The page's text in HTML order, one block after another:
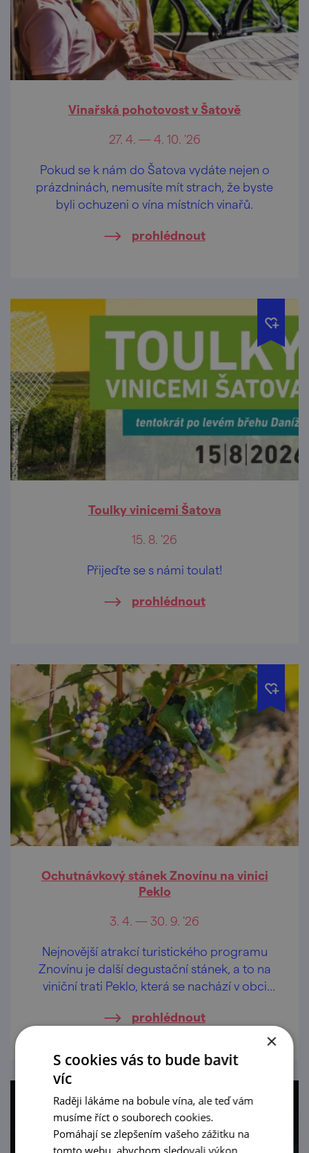
Vinařská pohotovost v Šatově
27. 4. — 4. 10. '26
Pokud se k nám do Šatova vydáte nejen o
prázdninách, nemusíte mít strach, že byste
byli ochuzeni o vína místních vinařů.
prohlédnout
Toulky vinicemi Šatova
15. 8. '26
Přijeďte se s námi toulat!
prohlédnout
Ochutnávkový stánek Znovínu na vinici
Peklo
3. 4. — 30. 9. '26
Nejnovější atrakcí turistického programu
Znovínu je další degustační stánek, a to na
viniční trati Peklo, která se nachází v obci
prohlédnout
×
S cookies vás to bude bavit
víc
Raději lákáme na bobule vína, ale teď vám
musíme říct o souborech cookies.
Pomáhají se zlepšením vašeho zážitku na
tomto webu, abychom sledovali výkon